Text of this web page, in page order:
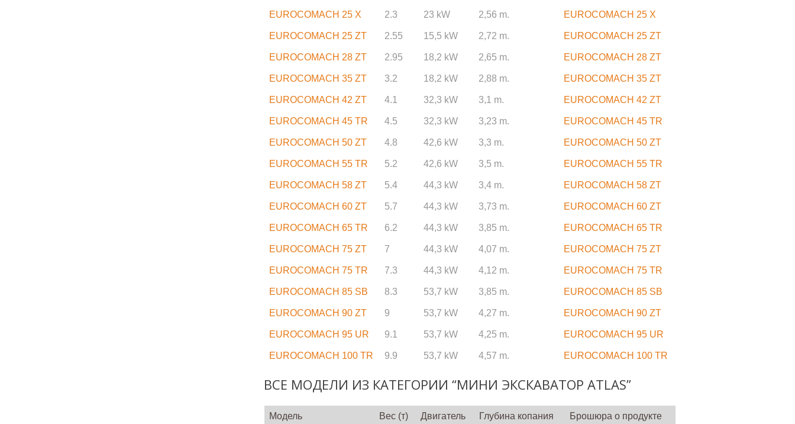
EUROCOMACH 25 X 2.3 23 kW 2,56 m. EUROCOMACH 25 X
EUROCOMACH 25 ZT 2.55 15,5 kW 2,72 m. EUROCOMACH 25 ZT
EUROCOMACH 28 ZT 2.95 18,2 kW 2,65 m. EUROCOMACH 28 ZT
EUROCOMACH 35 ZT 3.2 18,2 kW 2,88 m. EUROCOMACH 35 ZT
EUROCOMACH 42 ZT 4.1 32,3 kW 3,1 m. EUROCOMACH 42 ZT
EUROCOMACH 45 TR 4.5 32,3 kW 3,23 m. EUROCOMACH 45 TR
EUROCOMACH 50 ZT 4.8 42,6 kW 3,3 m. EUROCOMACH 50 ZT
EUROCOMACH 55 TR 5.2 42,6 kW 3,5 m. EUROCOMACH 55 TR
EUROCOMACH 58 ZT 5.4 44,3 kW 3,4 m. EUROCOMACH 58 ZT
EUROCOMACH 60 ZT 5.7 44,3 kW 3,73 m. EUROCOMACH 60 ZT
EUROCOMACH 65 TR 6.2 44,3 kW 3,85 m. EUROCOMACH 65 TR
EUROCOMACH 75 ZT 7 44,3 kW 4,07 m. EUROCOMACH 75 ZT
EUROCOMACH 75 TR 7.3 44,3 kW 4,12 m. EUROCOMACH 75 TR
EUROCOMACH 85 SB 8.3 53,7 kW 3,85 m. EUROCOMACH 85 SB
EUROCOMACH 90 ZT 9 53,7 kW 4,27 m. EUROCOMACH 90 ZT
EUROCOMACH 95 UR 9.1 53,7 kW 4,25 m. EUROCOMACH 95 UR
EUROCOMACH 100 TR 9.9 53,7 kW 4,57 m. EUROCOMACH 100 TR
ВСЕ МОДЕЛИ ИЗ КАТЕГОРИИ “МИНИ ЭКСКАВАТОР ATLAS”
Модель Вес (т) Двигатель Глубина копания Брошюра о продукте